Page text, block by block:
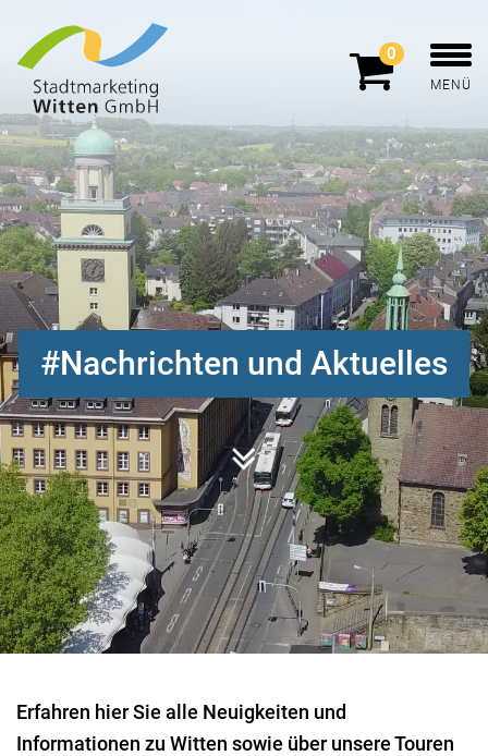
0
MENÜ
Nachrichten und Aktuelles
Erfahren hier Sie alle Neuigkeiten und
Informationen zu Witten sowie über unsere Touren